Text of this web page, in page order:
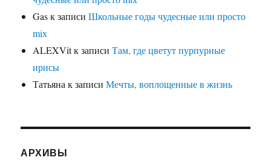
Gasк записиШкольные годы чудесные или просто
mix
ALEXVitк записиТам, где цветут пурпурные
ирисы
Татьяна к записиМечты, воплощенные в жизнь
АРХИВЫ